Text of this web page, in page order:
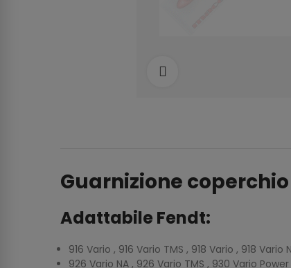
Guarnizione coperchio
Adattabile Fendt:
916 Vario , 916 Vario TMS , 918 Vario , 918
926 Vario NA , 926 Vario TMS , 930 Vario